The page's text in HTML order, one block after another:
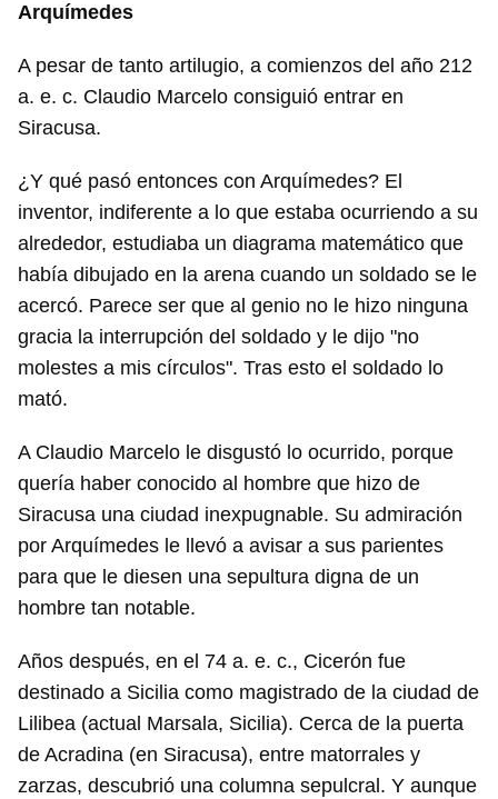
Guardar como favorito
Para poder guardar como favorito, primero has de
iniciar sesión con tu cuenta de 14ymedio.
Arquímedes
A pesar de tanto artilugio, a comienzos del año 212
a. e. c. Claudio Marcelo consiguió entrar en
Siracusa.
¿Y qué pasó entonces con Arquímedes? El
inventor, indiferente a lo que estaba ocurriendo a su
alrededor, estudiaba un diagrama matemático que
había dibujado en la arena cuando un soldado se le
acercó. Parece ser que al genio no le hizo ninguna
gracia la interrupción del soldado y le dijo "no
molestes a mis círculos". Tras esto el soldado lo
mató.
A Claudio Marcelo le disgustó lo ocurrido, porque
quería haber conocido al hombre que hizo de
Siracusa una ciudad inexpugnable. Su admiración
por Arquímedes le llevó a avisar a sus parientes
para que le diesen una sepultura digna de un
hombre tan notable.
Años después, en el 74 a. e. c., Cicerón fue
destinado a Sicilia como magistrado de la ciudad de
Lilibea (actual Marsala, Sicilia). Cerca de la puerta
de Acradina (en Siracusa), entre matorrales y
zarzas, descubrió una columna sepulcral. Y aunque